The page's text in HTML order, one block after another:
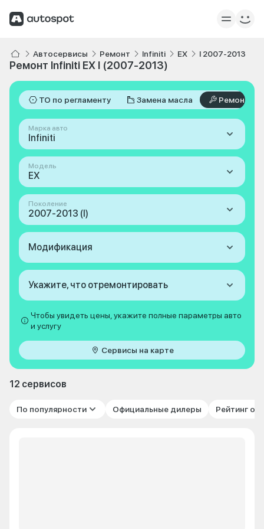
Автосервисы Ремонт Infiniti EX I 2007-2013
Ремонт Infiniti EX I (2007-2013)
ТО по регламенту Замена масла Ремонт
Марка авто
Infiniti
Модель
EX
Поколение
2007-2013 (I)
Модификация
Укажите, что отремонтировать
Чтобы увидеть цены, укажите полные параметры авто
и услугу
Сервисы на карте
12 сервисов
По популярности Официальные дилеры Рейтинг